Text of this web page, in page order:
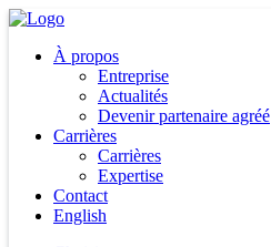
À propos
Entreprise
Actualités
Devenir partenaire agréé
Carrières
Carrières
Expertise
Contact
English